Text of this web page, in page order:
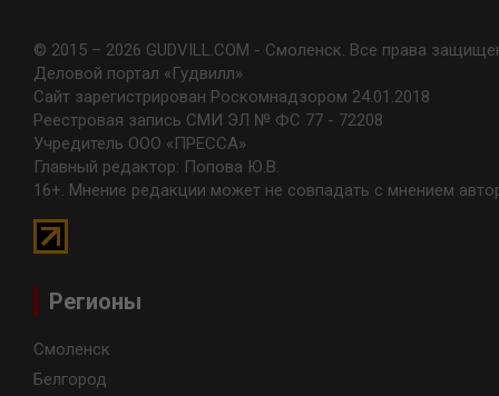
© 2015 – 2026 GUDVILL.COM - Смоленск. Все права
Деловой портал «Гудвилл»
Сайт зарегистрирован Роскомнадзором 24.01.2018
Реестровая запись СМИ ЭЛ № ФС 77 - 72208
Учредитель ООО «ПРЕССА»
Главный редактор: Попова Ю.В.
16+. Мнение редакции может не совпадать с мнением
Регионы
Смоленск
Белгород